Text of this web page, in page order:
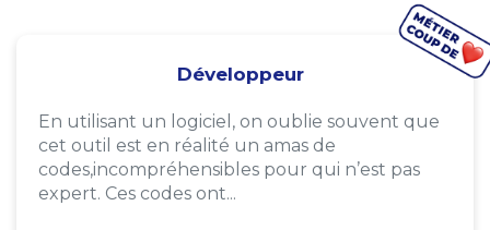
Développeur
En utilisant un logiciel, on oublie souvent que
cet outil est en réalité un amas de
codes,incompréhensibles pour qui n’est pas
expert. Ces codes ont...